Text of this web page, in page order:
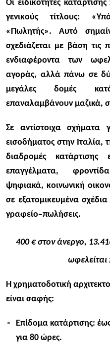
Οι ειδικότητες
γενικούς τίτλους:
«Πωλητής».​ Αυτό
σχεδιάζεται με βάση τις
ενδιαφέροντα των
αγοράς, αλλά πάνω σε
μεγάλες δομές
επαναλαμβάνουν μαζικά,
Σε αντίστοιχα σχήματα
εισοδήματος στην Ιταλία,
διαδρομές κατάρτισης
επαγγέλματα,
ψηφιακά, κοινωνική
σε εξατομικευμένα
γραφείο–πωλήσεις.
400 € στον άνεργο,
Η χρηματοδοτική
είναι σαφής:
Επίδομα κατάρτισης:
για 80 ώρες.